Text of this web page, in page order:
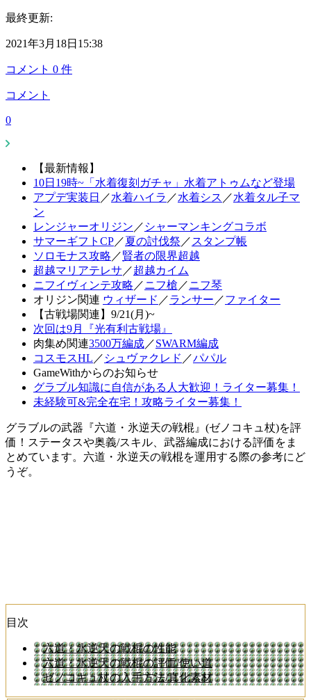
最終更新:
2021年3月18日15:38
コメント 0 件
コメント
0
【最新情報】
10日19時~「水着復刻ガチャ」水着アトゥムなど登場
アプデ実装日 ／水着ハイラ ／水着シス ／水着タル子マ
ン
レンジャーオリジン ／ シャーマンキングコラボ
サマーギフトCP／夏の討伐祭 ／ スタンプ帳
ソロモナス攻略 ／賢者の限界超越
超越マリアテレサ ／超越カイム
ニフイヴィンテ攻略 ／ニフ槍 ／ニフ琴
オリジン関連 ウィザード ／ランサー ／ファイター
【古戦場関連】9/21(月)~
次回は9月『光有利古戦場』
肉集め関連3500万編成／SWARM編成
コスモスHL ／ シュヴァクレド ／パパル
GameWithからのお知らせ
グラブル知識に自信がある人大歓迎！ライター募集！
未経験可&完全在宅！攻略ライター募集！
グラブルの武器『六道・氷逆天の戦棍』(ゼノコキュ杖)を評
価！ステータスや奥義/スキル、武器編成における評価をま
とめています。六道・氷逆天の戦棍を運用する際の参考にど
うぞ。
目次
六道・氷逆天の戦棍の性能
六道・氷逆天の戦棍の評価/使い道
ゼノコキュ杖の入手方法/真化素材